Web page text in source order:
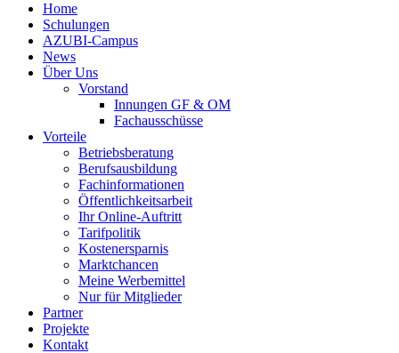
Home
Schulungen
AZUBI-Campus
News
Über Uns
Vorstand
Innungen GF & OM
Fachausschüsse
Vorteile
Betriebsberatung
Berufsausbildung
Fachinformationen
Öffentlichkeitsarbeit
Ihr Online-Auftritt
Tarifpolitik
Kostenersparnis
Marktchancen
Meine Werbemittel
Nur für Mitglieder
Partner
Projekte
Kontakt